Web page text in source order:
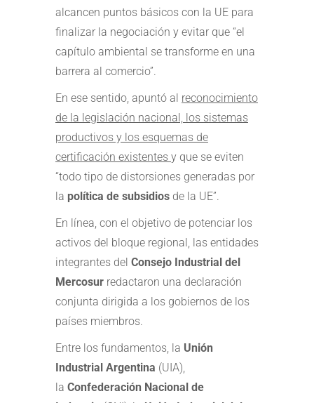
alcancen puntos básicos con la UE para
finalizar la negociación y evitar que “el
capítulo ambiental se transforme en una
barrera al comercio”.
En ese sentido, apuntó al reconocimiento
de la legislación nacional, los sistemas
productivos y los esquemas de
certificación existentes y que se eviten
“todo tipo de distorsiones generadas por
la política de subsidios de la UE”.
En línea, con el objetivo de potenciar los
activos del bloque regional, las entidades
integrantes del Consejo Industrial del
Mercosur redactaron una declaración
conjunta dirigida a los gobiernos de los
países miembros.
Entre los fundamentos, la Unión
Industrial Argentina (UIA),
la Confederación Nacional de